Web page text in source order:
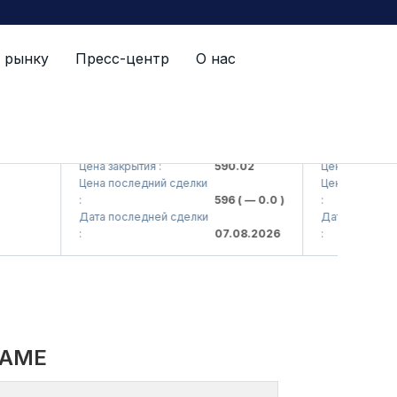
Пресс-центр О нас
Цена закрытия :
590.02
Цена последний сделки
596( — 0.0 )
Дата последней сделки
07.08.2026
Цена закрытия :
Цена последний
Дата последней